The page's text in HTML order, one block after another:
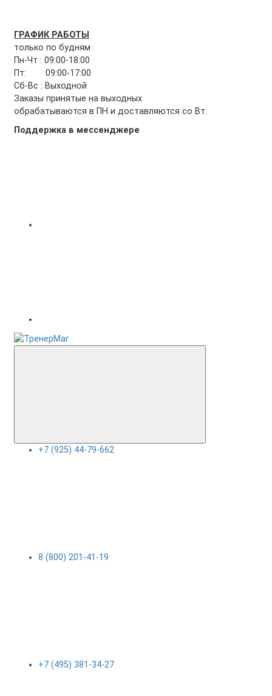
ГРАФИК РАБОТЫ
только по будням
Пн-Чт : 09:00-18:00
Пт: 09:00-17:00
Сб-Вс : Выходной
Заказы принятые на выходных
обрабатываются в ПН и доставляются со Вт.
Поддержка в мессенджере
+7 (925) 44-79-662
8 (800) 201-41-19
+7 (495) 381-34-27